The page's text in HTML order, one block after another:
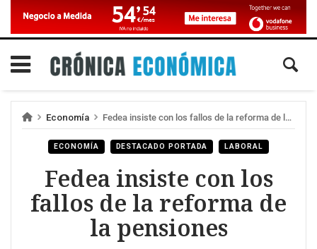
Economía Fedea insiste con los fallos de la reforma de la pensiones
ECONOMÍA DESTACADO PORTADA LABORAL
Fedea insiste con los
fallos de la reforma de
la pensiones